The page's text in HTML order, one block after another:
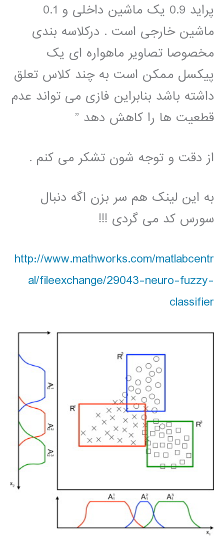
پراید 0.9 یک ماشین داخلی و 0.1
ماشین خارجی است . درکلاسه بندی
مخصوصا تصاویر ماهواره ای یک
پیکسل ممکن است به چند کلاس تعلق
داشته باشد بنابراین فازی می تواند عدم
قطعیت ها را کاهش دهد ”
از دقت و توجه شون تشکر می کنم .
به این لینک هم سر بزن اگه دنبال
سورس کد می گردی !!!
http://www.mathworks.com/matlabcentr
al/fileexchange/29043-neuro-fuzzy-
classifier